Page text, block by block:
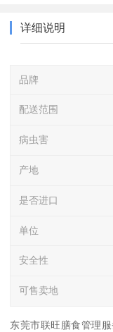
详细说明
品牌
配送范围
病虫害
产地
是否进口
单位
安全性
可售卖地
东莞市联旺膳食管理